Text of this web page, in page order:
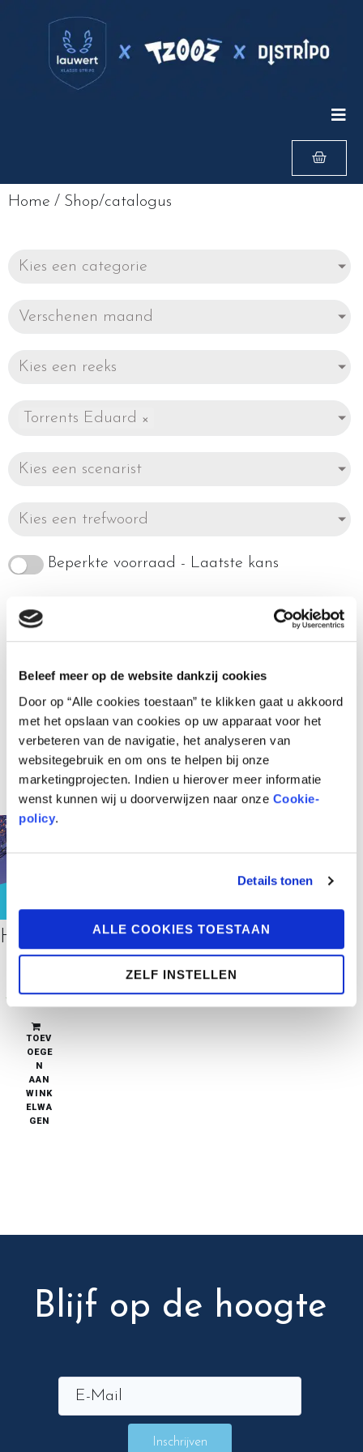
Beleef meer op de website dankzij cookies
Door op “Alle cookies toestaan” te klikken gaat u akkoord
met het opslaan van cookies op uw apparaat voor het
verbeteren van de navigatie, het analyseren van
websitegebruik en om ons te helpen bij onze
marketingprojecten. Indien u hierover meer informatie
wenst kunnen wij u doorverwijzen naar onze Cookie-
policy.
Details tonen
ALLE COOKIES TOESTAAN
ZELF INSTELLEN
Home / Shop/catalogus
Kies een categorie
Verschenen maand
Kies een reeks
Torrents Eduard ×
Kies een scenarist
Kies een trefwoord
Beperkte voorraad - Laatste kans
voorraad
TOEV
OEGE
N
AAN
WINK
ELWA
GEN
Blijf op de hoogte
Inschrijven